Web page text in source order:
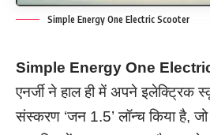
Simple Energy One Electric Scooter
Simple Energy One
एनर्जी ने हाल ही में अपने इलेक्ट्रिक
संस्करण ‘जन 1.5’ लॉन्च किया है,